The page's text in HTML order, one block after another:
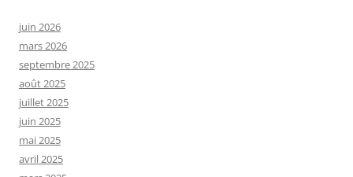
juin 2026
mars 2026
septembre 2025
août 2025
juillet 2025
juin 2025
mai 2025
avril 2025